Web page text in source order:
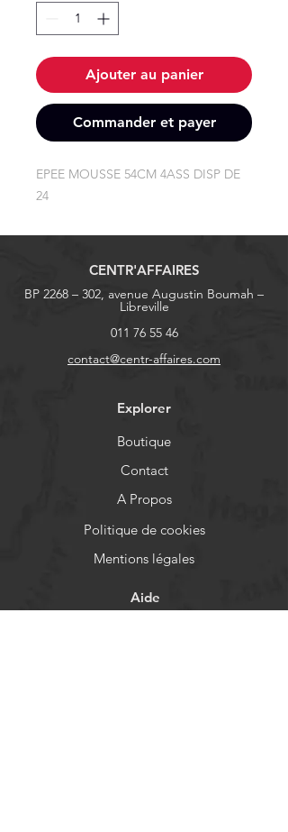
Ajouter au panier
Commander et payer
EPEE MOUSSE 54CM 4ASS DISP DE
24
CENTR'AFFAIRES
BP 2268 – 302, avenue Augustin Boumah –
Libreville
011 76 55 46
contact@centr-affaires.com
Explorer
Boutique
Contact
A Propos
Politique de cookies
Mentions légales
Aide